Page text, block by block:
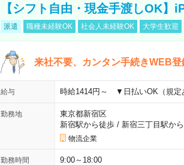
【シフト自由・現金手渡しOK】
派遣 職種未経験OK 社会人未経験OK 大学生歓迎
来社不要、カンタン手続きWEB
給与 時給1414円～ ▼日払いOK（規
勤務地
東京都新宿区
新宿駅から徒歩/ 新宿三丁目駅か
物流企業
勤務時間 9:00～18:00